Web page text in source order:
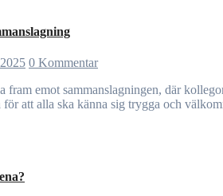
0 Kommentar
att alla ska känna sig trygga och